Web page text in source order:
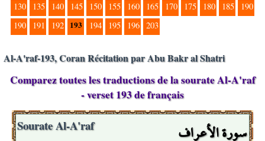
130
135 140 145 150 155 160 165 170 175 180 185
190
190
191 192 193 194 195 196 203
Al-A'raf-193, Coran Récitation par Abu Bakr al Shatri
Comparez toutes les traductions de la sourate Al-A'raf
- verset 193 de français
سورة الأعراف Sourate Al-A'raf